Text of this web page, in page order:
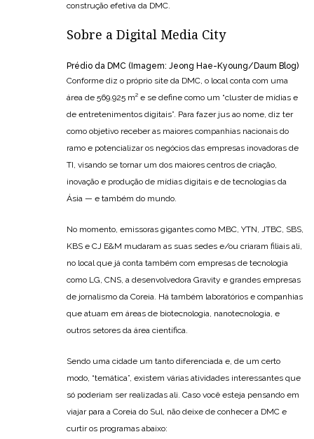
construção efetiva da DMC.
Sobre a Digital Media City
Prédio da DMC (Imagem: Jeong Hae-Kyoung/Daum Blog)
Conforme diz o próprio site da DMC, o local conta com uma
área de 569.925 m² e se define como um “cluster de mídias e
de entretenimentos digitais”. Para fazer jus ao nome, diz ter
como objetivo receber as maiores companhias nacionais do
ramo e potencializar os negócios das empresas inovadoras de
TI, visando se tornar um dos maiores centros de criação,
inovação e produção de mídias digitais e de tecnologias da
Ásia — e também do mundo.
No momento, emissoras gigantes como MBC, YTN, JTBC, SBS,
KBS e CJ E&M mudaram as suas sedes e/ou criaram filiais ali,
no local que já conta também com empresas de tecnologia
como LG, CNS, a desenvolvedora Gravity e grandes empresas
de jornalismo da Coreia. Há também laboratórios e companhias
que atuam em áreas de biotecnologia, nanotecnologia, e
outros setores da área científica.
Sendo uma cidade um tanto diferenciada e, de um certo
modo, “temática”, existem várias atividades interessantes que
só poderiam ser realizadas ali. Caso você esteja pensando em
viajar para a Coreia do Sul, não deixe de conhecer a DMC e
curtir os programas abaixo: